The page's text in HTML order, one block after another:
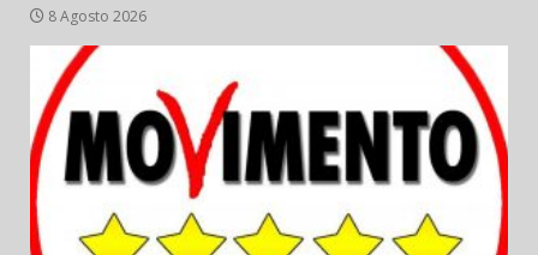
8 Agosto 2026